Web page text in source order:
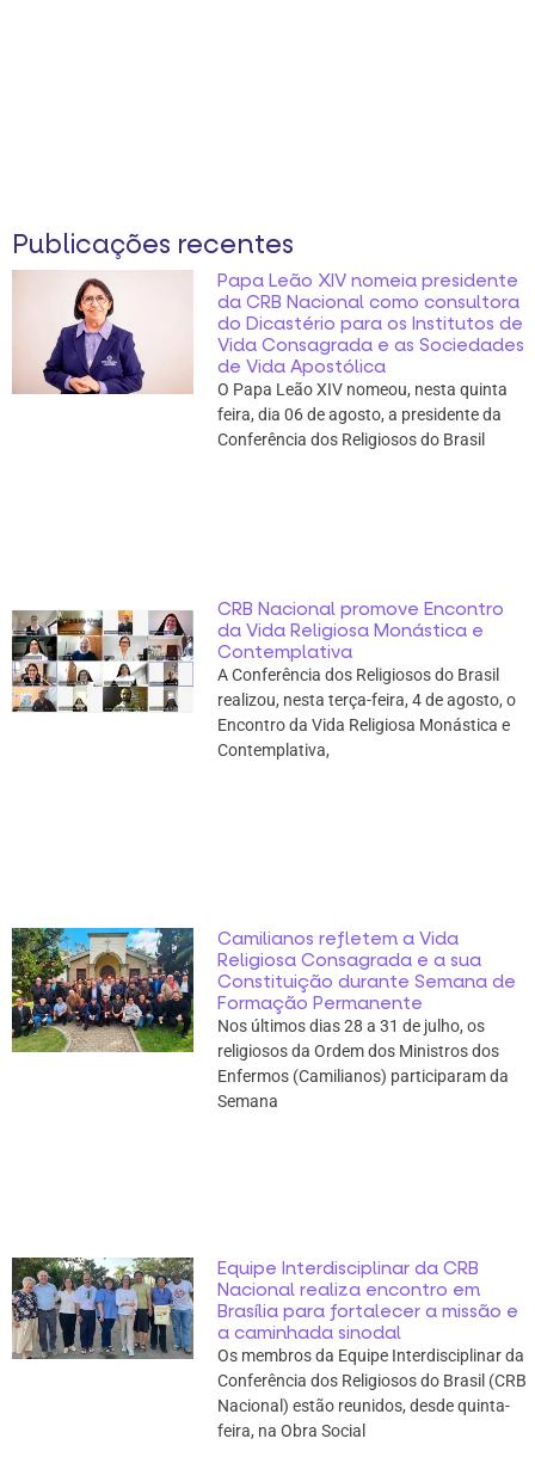
Publicações recentes
Papa Leão XIV nomeia presidente
da CRB Nacional como consultora
do Dicastério para os Institutos de
Vida Consagrada e as Sociedades
de Vida Apostólica
O Papa Leão XIV nomeou, nesta quinta
feira, dia 06 de agosto, a presidente da
Conferência dos Religiosos do Brasil
CRB Nacional promove Encontro
da Vida Religiosa Monástica e
Contemplativa
A Conferência dos Religiosos do Brasil
realizou, nesta terça-feira, 4 de agosto, o
Encontro da Vida Religiosa Monástica e
Contemplativa,
Camilianos refletem a Vida
Religiosa Consagrada e a sua
Constituição durante Semana de
Formação Permanente
Nos últimos dias 28 a 31 de julho, os
religiosos da Ordem dos Ministros dos
Enfermos (Camilianos) participaram da
Semana
Equipe Interdisciplinar da CRB
Nacional realiza encontro em
Brasília para fortalecer a missão e
a caminhada sinodal
Os membros da Equipe Interdisciplinar da
Conferência dos Religiosos do Brasil (CRB
Nacional) estão reunidos, desde quinta-
feira, na Obra Social